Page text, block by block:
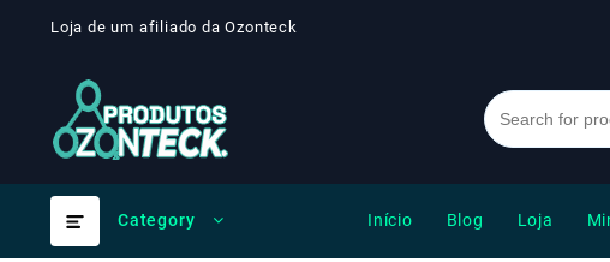
Loja de um afiliado da Ozonteck
Category Início Blog Loja